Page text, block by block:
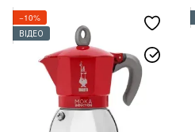
−10%
ВІДЕО